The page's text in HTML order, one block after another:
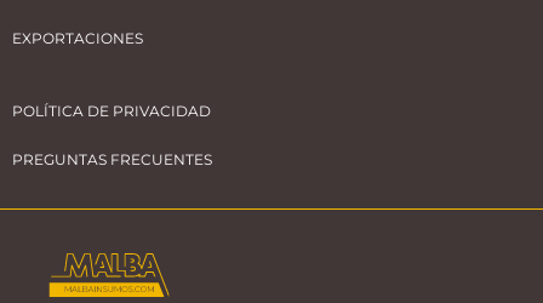
EXPORTACIONES
POLÍTICA DE PRIVACIDAD
PREGUNTAS FRECUENTES